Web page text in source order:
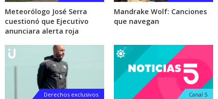
Meteorólogo José Serra
cuestionó que Ejecutivo
anunciara alerta roja
Mandrake Wolf: Canciones
que navegan
Derechos exclusivos Canal 5